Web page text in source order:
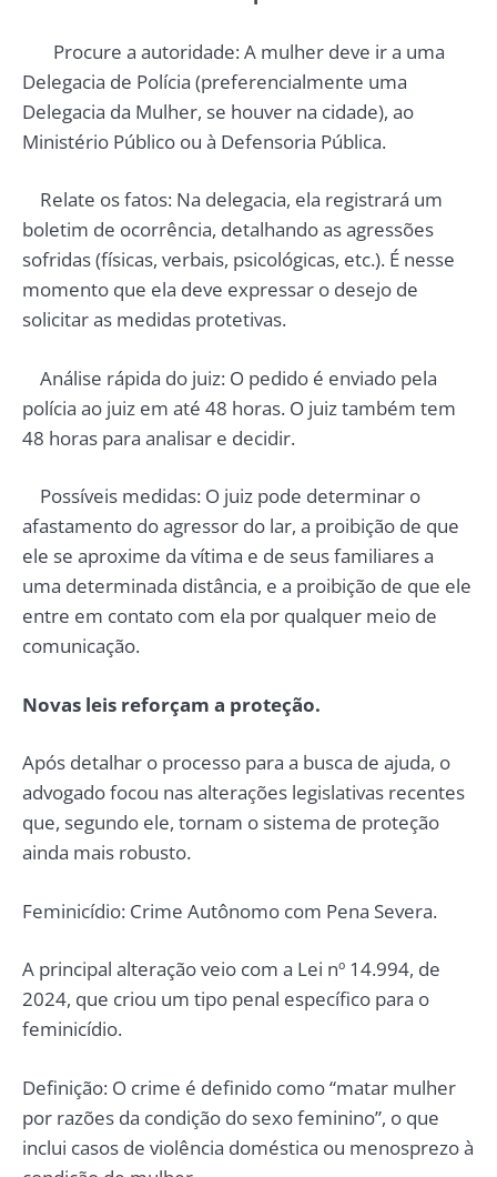
Procure a autoridade: A mulher deve ir a uma
Delegacia de Polícia (preferencialmente uma
Delegacia da Mulher, se houver na cidade), ao
Ministério Público ou à Defensoria Pública.
Relate os fatos: Na delegacia, ela registrará um
boletim de ocorrência, detalhando as agressões
sofridas (físicas, verbais, psicológicas, etc.). É nesse
momento que ela deve expressar o desejo de
solicitar as medidas protetivas.
Análise rápida do juiz: O pedido é enviado pela
polícia ao juiz em até 48 horas. O juiz também tem
48 horas para analisar e decidir.
Possíveis medidas: O juiz pode determinar o
afastamento do agressor do lar, a proibição de que
ele se aproxime da vítima e de seus familiares a
uma determinada distância, e a proibição de que ele
entre em contato com ela por qualquer meio de
comunicação.
Novas leis reforçam a proteção.
Após detalhar o processo para a busca de ajuda, o
advogado focou nas alterações legislativas recentes
que, segundo ele, tornam o sistema de proteção
ainda mais robusto.
Feminicídio: Crime Autônomo com Pena Severa.
A principal alteração veio com a Lei nº 14.994, de
2024, que criou um tipo penal específico para o
feminicídio.
Definição: O crime é definido como “matar mulher
por razões da condição do sexo feminino”, o que
inclui casos de violência doméstica ou menosprezo à